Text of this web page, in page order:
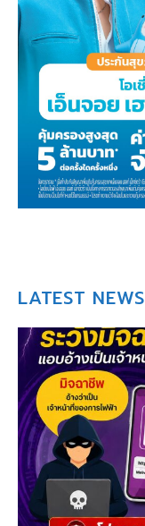
LATEST NEWS